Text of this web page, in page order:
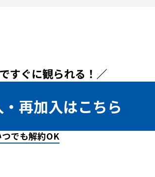
すぐに観られる！／
再加入はこちら
つでも解約OK